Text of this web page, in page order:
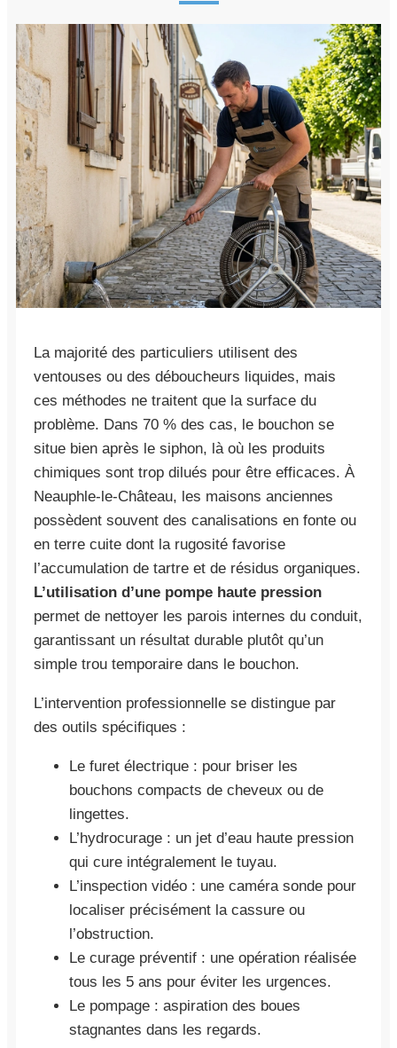
La majorité des particuliers utilisent des
ventouses ou des déboucheurs liquides, mais
ces méthodes ne traitent que la surface du
problème. Dans 70 % des cas, le bouchon se
situe bien après le siphon, là où les produits
chimiques sont trop dilués pour être efficaces. À
Neauphle-le-Château, les maisons anciennes
possèdent souvent des canalisations en fonte ou
en terre cuite dont la rugosité favorise
l’accumulation de tartre et de résidus organiques.
L’utilisation d’une pompe haute pression
permet de nettoyer les parois internes du conduit,
garantissant un résultat durable plutôt qu’un
simple trou temporaire dans le bouchon.
L’intervention professionnelle se distingue par
des outils spécifiques :
Le furet électrique : pour briser les
bouchons compacts de cheveux ou de
lingettes.
L’hydrocurage : un jet d’eau haute pression
qui cure intégralement le tuyau.
L’inspection vidéo : une caméra sonde pour
localiser précisément la cassure ou
l’obstruction.
Le curage préventif : une opération réalisée
tous les 5 ans pour éviter les urgences.
Le pompage : aspiration des boues
stagnantes dans les regards.